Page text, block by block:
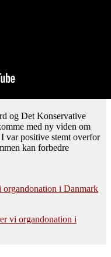
og Det Konservative
med ny viden om
var positive stemt overfor
kan forbedre
organdonation i Danmark
vi organdonation i